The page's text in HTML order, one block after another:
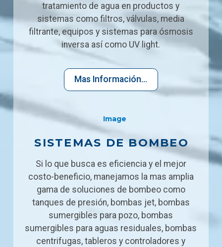
tratamiento de agua en productos y
sistemas como filtros, válvulas, media
filtrante, equipos y sistemas para ósmosis
inversa así como UV light.
Mas Información...
SISTEMAS DE BOMBEO
Si lo que busca es eficiencia y el mejor
costo-beneficio, manejamos la mas amplia
gama de soluciones de bombeo como
tanques de presión, bombas jet, bombas
sumergibles para pozo, bombas
sumergibles para aguas residuales, bombas
centrifugas, tableros y controladores y